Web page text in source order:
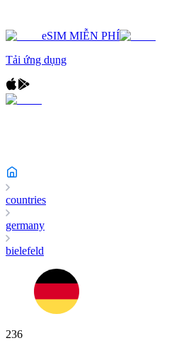
eSIM MIỄN PHÍ
Tải ứng dụng
countries
germany
bielefeld
236